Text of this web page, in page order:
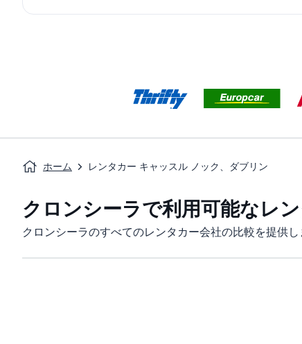
ホーム レンタカー キャッスル ノック、ダブリン
クロンシーラで利用可能なレ
クロンシーラのすべてのレンタカー会社の比較を提供し